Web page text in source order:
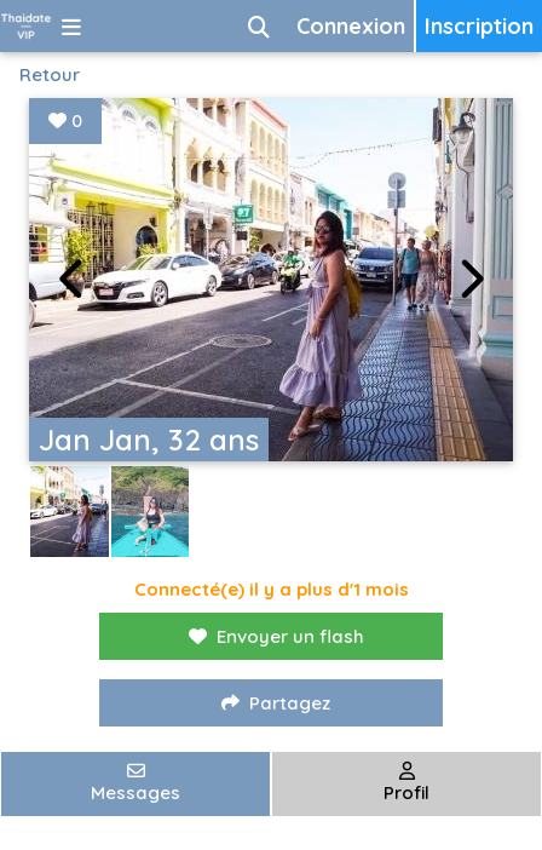
Inscription
Connexion
Retour
Jan Jan, 32 ans
0
Connecté(e) il y a plus d'1 mois
Envoyer un flash
Partagez
Messages Profil